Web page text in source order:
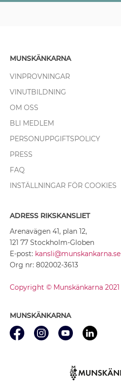
MUNSKÄNKARNA
VINPROVNINGAR
VINUTBILDNING
OM OSS
BLI MEDLEM
PERSONUPPGIFTSPOLICY
PRESS
FAQ
INSTÄLLNINGAR FÖR COOKIES
ADRESS RIKSKANSLIET
Arenavägen 41, plan 12,
121 77 Stockholm-Globen
E-post: kansli@munskankarna.se
Org nr: 802002-3613
Copyright © Munskänkarna 2021
MUNSKÄNKARNA